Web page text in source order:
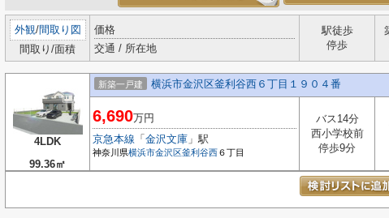
外観/間取り図
間取り/面積
価格
交通 / 所在地
駅徒歩
停歩
4LDK
99.36㎡
新築一戸建 横浜市金沢区釜利谷西６丁目１９０４番
6,690万円
京急本線 「 金沢文庫 」駅
神奈川県横浜市金沢区釜利谷西６丁目
バス14分
西小学校前
停歩9分